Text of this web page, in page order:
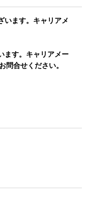
ます。キャリアメ
す。キャリアメー
合せください。